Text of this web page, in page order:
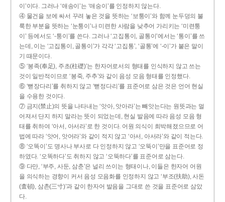
이’이다. 그러나 ‘애송이’는 ‘애숭이’를 인정하지 않는다.
④ 물건을 보에 싸서 꾸려 놓은 것을 뜻하는 ‘보퉁이’와 함께 눈두덩의 불
룩한 부분을 뜻하는 ‘눈퉁이’나 미련한 사람을 낮추어 가리키는 ‘미련퉁
이’ 등에서도 ‘-퉁이’를 쓴다. 그러나 ‘고집통이, 골통이’에서는 ‘통이’를 쓰
는데, 이는 ‘고집통이, 골통이’가 각각 ‘고집통’, ‘골통’에 ‘-이’가 붙은 말이
기 때문이다.
⑤ ‘봉족(奉足), 주초(柱礎)’는 한자어로서의 형태를 인식하지 않고 쓰는
것이 일반적이므로 ‘봉죽, 주추’와 같이 음성 모음 형태를 인정했다.
⑥ ‘뻗장다리’를 취하지 않고 ‘뻗정다리’를 표준어로 삼은 것은 언어 현실
을 수용한 것이다.
⑦ 금지(禁止)의 뜻을 나타내는 ‘앗아, 앗아라’는 빼앗는다는 원뜻과는 멀
어져서 단지 하지 말라는 뜻이 되었는데, 현실 발음에 따라 음성 모음 형
태를 취하여 ‘아서, 아서라’로 한 것이다. 어원 의식이 희박해졌으므로 어
법에 따라 ‘앗어, 앗어라’와 같이 적지 않고 ‘아서, 아서라’와 같이 적는다.
⑧ ‘오똑이’도 명사나 부사로 다 인정하지 않고 ‘오뚝이’만을 표준어로 정
하였다. ‘오똑하다’도 취하지 않고 ‘오뚝하다’를 표준어로 삼는다.
⑨ 다만, ‘부주, 사둔, 삼춘’은 널리 쓰이는 형태이나, 이들은 한자어 어원
을 의식하는 경향이 커서 음성 모음화를 인정하지 않고 ‘부조(扶助), 사돈
(査頓), 삼촌(三寸)’과 같이 한자어 발음을 그대로 쓴 것을 표준어로 삼았
다.